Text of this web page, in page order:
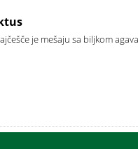
je mešaju sa biljkom